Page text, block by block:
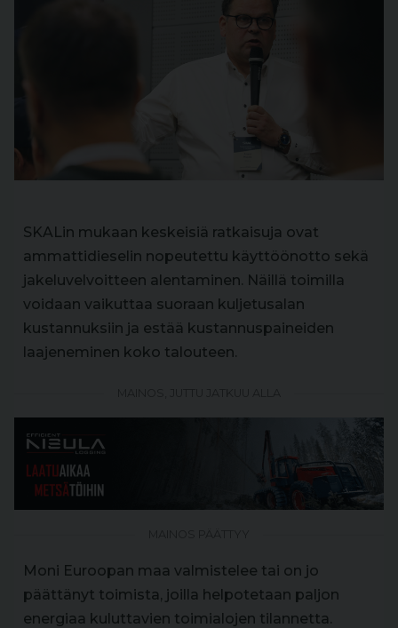
SKALin mukaan keskeisiä ratkaisuja ovat
ammattidieselin nopeutettu käyttöönotto sekä
jakeluvelvoitteen alentaminen. Näillä toimilla
voidaan vaikuttaa suoraan kuljetusalan
kustannuksiin ja estää kustannuspaineiden
laajeneminen koko talouteen.
Moni Euroopan maa valmistelee tai on jo
päättänyt toimista, joilla helpotetaan paljon
energiaa kuluttavien toimialojen tilannetta.